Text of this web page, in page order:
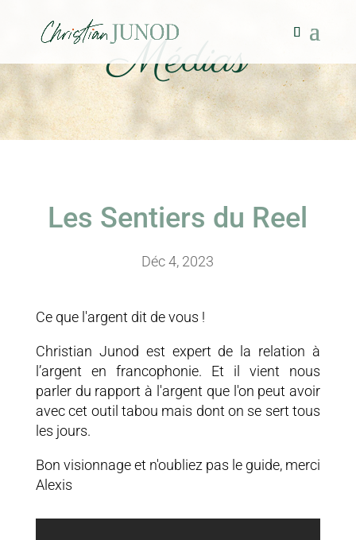
Médias
Les Sentiers du Reel
Déc 4, 2023
Ce que l'argent dit de vous !
Christian Junod est expert de la relation à
l’argent en francophonie. Et il vient nous
parler du rapport à l'argent que l'on peut avoir
avec cet outil tabou mais dont on se sert tous
les jours.
Bon visionnage et n'oubliez pas le guide, merci
Alexis